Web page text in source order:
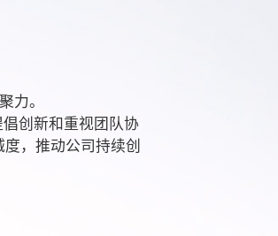
力。
创新和重视团队协
，推动公司持续创